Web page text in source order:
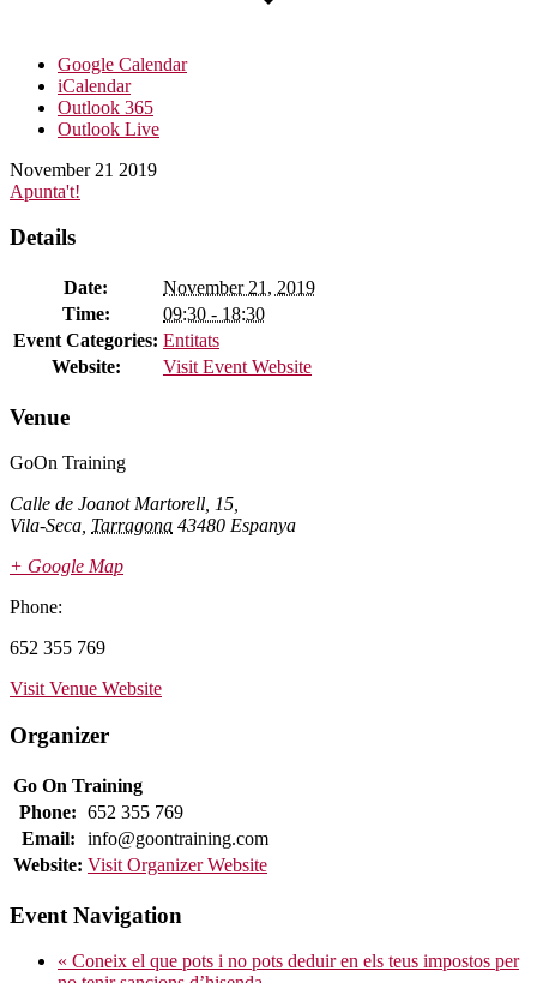
Google Calendar
iCalendar
Outlook 365
Outlook Live
November 21 2019
Apunta't!
Details
Date:
November 21, 2019
Time:
09:30 - 18:30
Event Categories: Entitats
Website:
Visit Event Website
Venue
GoOn Training
Calle de Joanot Martorell, 15,
Vila-Seca Tarragona 43480 Espanya
+ Google Map
Phone:
652 355 769
Visit Venue Website
Organizer
Go On Training
Phone: 652 355 769
Email:
info@goontraining.com
Website: Visit Organizer Website
Event Navigation
« Coneix el que pots i no pots deduir en els teus impostos per